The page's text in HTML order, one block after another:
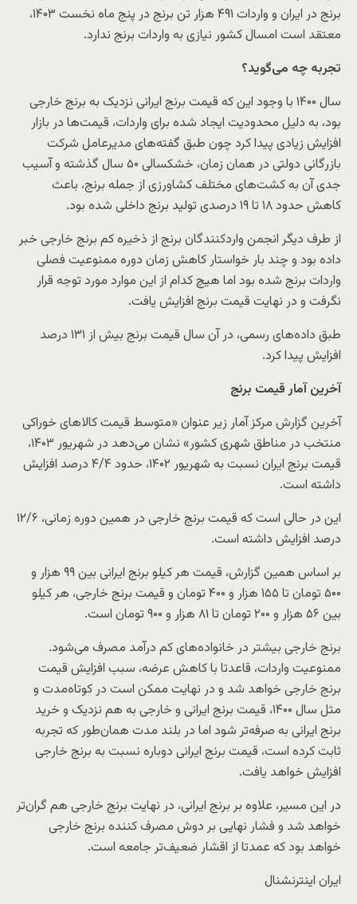
برنج در ایران و واردات ۴۹۱ هزار تن برنج در پنج‌ ماه نخست ۱۴۰۳،
معتقد است امسال کشور نیازی به واردات برنج ندارد.
تجربه چه می‌گوید؟
سال ۱۴۰۰ با وجود این که قیمت برنج ایرانی نزدیک به برنج خارجی
بود، به دلیل محدودیت ایجاد شده برای واردات، قیمت‌ها در بازار
افزایش زیادی پیدا کرد چون طبق گفته‌های مدیرعامل شرکت
بازرگانی دولتی در همان زمان، خشکسالی ۵۰ سال گذشته و آسیب
جدی آن به کشت‌های مختلف کشاورزی از جمله برنج، باعث
کاهش حدود ۱۸ تا ۱۹ درصدی تولید برنج داخلی شده بود.
از طرف دیگر انجمن واردکنندگان برنج از ذخیره کم برنج خارجی خبر
داده بود و چند بار خواستار کاهش زمان دوره ممنوعیت فصلی
واردات برنج شده بود اما هیچ کدام از این موارد مورد توجه قرار
نگرفت و در نهایت قیمت برنج افزایش یافت.
طبق داده‌های رسمی، در آن سال قیمت برنج بیش از ۱۳۱ درصد
افزایش پیدا کرد.
آخرین آمار قیمت برنج
آخرین گزارش مرکز آمار زیر عنوان «متوسط قیمت کالاهای خوراکی
منتخب در مناطق شهری کشور» نشان می‌دهد در شهریور ۱۴۰۳،
قیمت برنج ایران نسبت به شهریور ۱۴۰۲، حدود ۴/۴ درصد افزایش
داشته است.
این در حالی است که قیمت برنج خارجی در همین دوره زمانی، ۱۲/۶
درصد افزایش داشته است.
بر اساس همین گزارش، قیمت هر کیلو برنج ایرانی بین ۹۹ هزار و
۵۰۰ تومان تا ۱۵۵ هزار و ۴۰۰ تومان و قیمت برنج خارجی، هر کیلو
بین ۵۶ هزار و ۲۰۰ تومان تا ۸۱ هزار و ۹۰۰ تومان است.
برنج خارجی بیشتر در خانواده‌های کم درآمد مصرف می‌شود.
ممنوعیت واردات، قاعدتا با کاهش عرضه، سبب افزایش قیمت
برنج خارجی خواهد شد و در نهایت ممکن است در کوتاه‌مدت و
مثل سال ۱۴۰۰، قیمت برنج ایرانی و خارجی به هم نزدیک و خرید
برنج ایرانی به صرفه‌تر شود اما در بلند مدت همان‌طور که تجربه
ثابت کرده است، قیمت برنج ایرانی دوباره نسبت به برنج خارجی
افزایش خواهد یافت.
در این مسیر، علاوه بر برنج ایرانی، در نهایت برنج خارجی هم گران‌تر
خواهد شد و فشار نهایی بر دوش مصرف کننده برنج خارجی
خواهد بود که عمدتا از اقشار ضعیف‌تر جامعه است.
ایران اینترنشنال